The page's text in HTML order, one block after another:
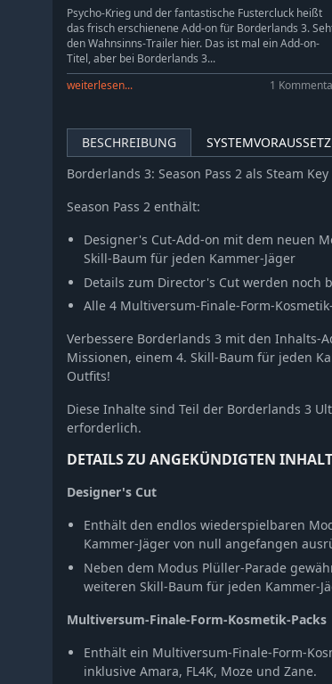
Psycho-Krieg und der fantastische Fustercluck heißt
das frisch erschienene Add-on für Borderlands 3.
den Wahnsinns-Trailer hier. Das ist mal ein Add-on-
Titel, aber bei Borderlands 3...
weiterlesen...
1
BESCHREIBUNG
Borderlands 3: Season Pass 2 als Steam
Season Pass 2 enthält:
Designer's Cut-Add-on mit dem neuen
Skill-Baum für jeden Kammer-Jäger
Details zum Director's Cut werden noch
Alle 4 Multiversum-Finale-Form-
Verbessere Borderlands 3 mit den Inhalts-
Missionen, einem 4. Skill-Baum für jeden
Outfits!
Diese Inhalte sind Teil der Borderlands 3
erforderlich.
DETAILS ZU ANGEKÜNDIGTEN
Designer's Cut
Enthält den endlos wiederspielbaren
Kammer-Jäger von null angefangen
Neben dem Modus Plüller-Parade
weiteren Skill-Baum für jeden Kammer-
Multiversum-Finale-Form-Kosmetik-Packs
Enthält ein Multiversum-Finale-Form-
inklusive Amara, FL4K, Moze und Zane.